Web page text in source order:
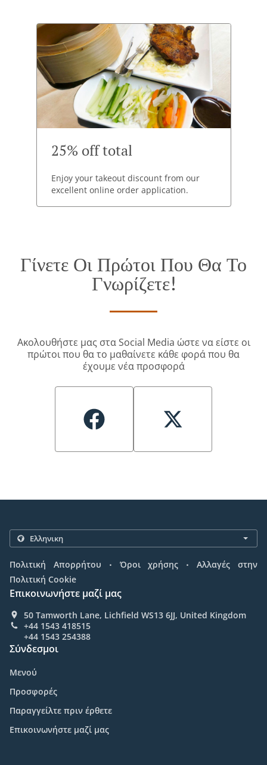
25% off total
Enjoy your takeout discount from our
excellent online order application.
Γίνετε Οι Πρώτοι Που Θα Το
Γνωρίζετε!
Ακολουθήστε μας στα Social Media ώστε να είστε οι
πρώτοι που θα το μαθαίνετε κάθε φορά που θα
έχουμε νέα προσφορά
Πολιτική Απορρήτου . Όροι χρήσης .
Αλλαγές στην
Πολιτική Cookie
Επικοινωνήστε μαζί μας
50 Tamworth Lane, Lichfield WS13 6JJ, United Kingdom
+44 1543 418515
+44 1543 254388
Σύνδεσμοι
Μενού
Προσφορές
Παραγγείλτε πριν έρθετε
Επικοινωνήστε μαζί μας